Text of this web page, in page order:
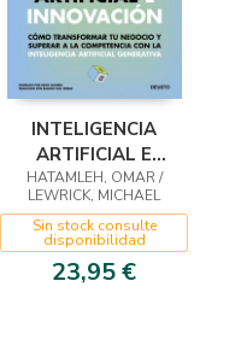
INTELIGENCIA
ARTIFICIAL E
INNOVACIÓN
HATAMLEH, OMAR /
LEWRICK, MICHAEL
Sin stock consulte
disponibilidad
23,95 €